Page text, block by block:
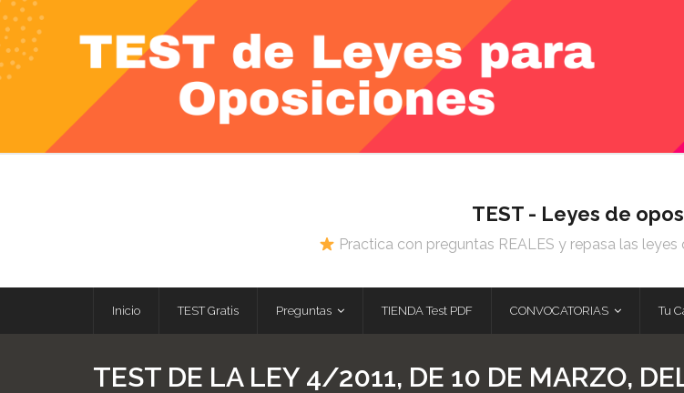
Skip
to
content
TEST - Leyes de
Practica con preguntas REALES y repasa las
Inicio TEST Gratis Preguntas TIENDA Test PDF CONVOCATORIAS Tu
TEST DE LA LEY 4/2011, DE 10 DE MARZO,